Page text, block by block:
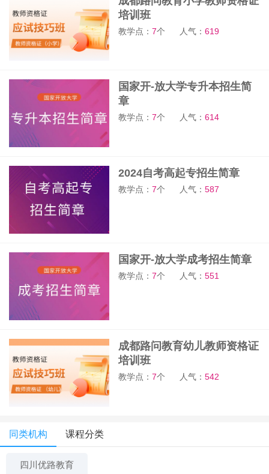
培训班
教学点：7个 人气：619
国家开-放大学专升本招生简
章
教学点：7个 人气：614
2024自考高起专招生简章
教学点：7个 人气：587
国家开-放大学成考招生简章
教学点：7个 人气：551
成都路问教育幼儿教师资格证
培训班
教学点：7个 人气：542
同类机构 课程分类
四川优路教育